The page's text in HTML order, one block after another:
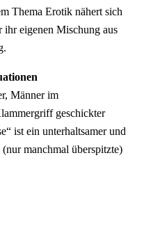
Thema Erotik nähert sich
ihr eigenen Mischung aus
Männer im
geschickter
ist ein unterhaltsamer und
manchmal überspitzte)